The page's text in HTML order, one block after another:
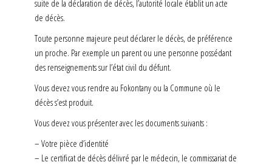
suite de la déclaration de décès, l’autorité locale établit un acte
de décès.
Toute personne majeure peut déclarer le décès, de préférence
un proche. Par exemple un parent ou une personne possédant
des renseignements sur l’état civil du défunt.
Vous devez vous rendre au Fokontany ou la Commune où le
décès s’est produit.
Vous devez vous présenter avec les documents suivants :
– Votre pièce d’identité
– Le certificat de décès délivré par le médecin, le commissariat de